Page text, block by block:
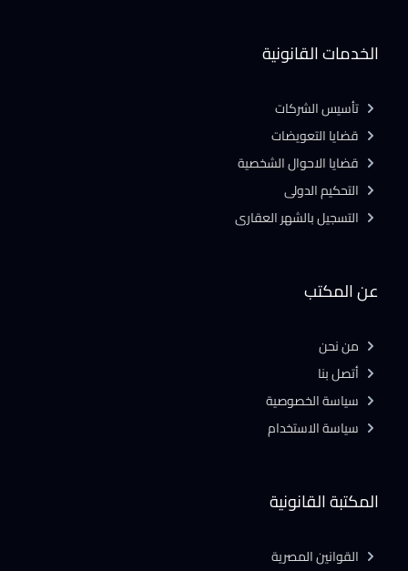
المكتبة القانونية
القوانين المصرية
عن المكتب
من نحن
أتصل بنا
سياسة الخصوصية
سياسة الاستخدام
الخدمات القانونية
تأسيس الشركات
قضايا التعويضات
قضايا الاحوال الشخصية
التحكيم الدولى
التسجيل بالشهر العقارى